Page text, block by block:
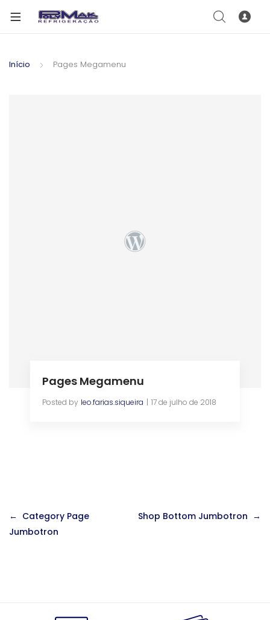
Início Pages Megamenu
Pages Megamenu
Posted by leo.farias.siqueira 17 de julho de 2018
Navegação
de
Category Page
Jumbotron
Shop Bottom Jumbotron